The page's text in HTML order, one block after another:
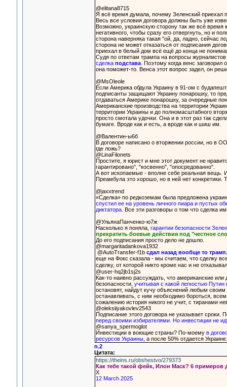
@elitana8715
Я всё время думала, почему Зеленский приехал
Весь все условия договора должны быть уже
Возможно, украинскую сторону так же всё
негативного, чтобы сразу его отвергнуть, но и
сторона наверняка такая "ой, да, ладно, сейчас
сторона не может отказаться от подписания
приехал в белый дом всё ещё до конца не
Судя по ответам трампа на вопросы журналистов
сделка подстава.
Поэтому когда венс заговорил
она поможет-то. Венса этот вопрос задел, он
@MsOleole
Если Америка обдула Украину в 91-ом с
подписанты защищают Украину понарошку, то
отдаваться Америке понарошку, за очередные
Американские производства на территории
территории Украины и до полномасштабного
просто смотала удочки. Она и в этот раз так
бумаге. Вроде как и есть, а вроде как и шиш им.
@Валентин-ы6б
В договоре написано о вторжении россии, но в
где ложь?
@LinaFilonets
Простите, я юрист и мне этот документ не
гарантировано", "косвенно", "опосредованно".
А вот ископаемые - вполне себе реальная вещь.
Преамбула это хорошо, но в ней нет
@jaxxtrend
«Сделка» по редкоземам была предложена
спустил ее на уровень личного пиара и пустых
диктатора. Все эти разговоры о том что сделка
@УльянаПанченко-ю7ж
Насколько я поняла, гарантии безопасности
прекратить боевые действия под "честное
До его подписания просто дело не дошло.
@margaritadankova1932
@AutoTransfer-f1b сдал назад вообще то
еще на Фокс сказала - мы считаем, что сделку
сделку, от которой никто кроме нас и не
@user-hq2jb1sj2s
Как-то наивно рассуждать, что американские
безопасности, учитывая с какой легкостью
остановят, найдут кучу объяснений любым
останавливать, с ним необходимо бороться,
сожалению история никого не учит, с тиранами
@oleksiiyakovlev2543
Подписание этого договора не указывает сроки.
перед своими избирателями. Но инвестиции не
@sanya_spermoglot
Инвестиции в воющие страны? По-моему в
ресурсов Украины, а после 50% отдается Украине.
п.2
Цитата:
https://theins.ru/obshestvo/279373
Как тебе такой фейк, Илон Маск? 6 примеров
Х
12 March 2025